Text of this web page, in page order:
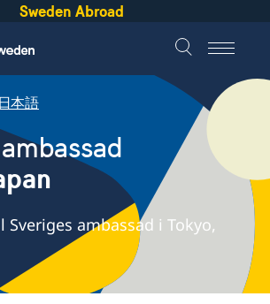
Sweden Abroad
日本語
ambassad i Tokyo,